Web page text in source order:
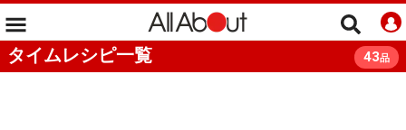
タイムレシピ一覧 43品